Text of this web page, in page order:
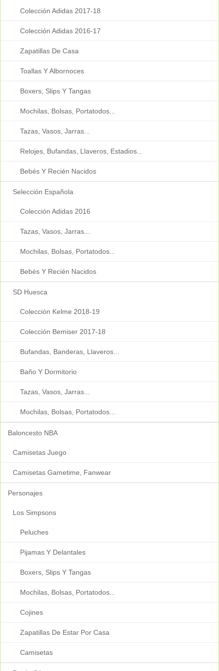
Colección Adidas 2017-18
Colección Adidas 2016-17
Zapatillas De Casa
Toallas Y Albornoces
Boxers, Slips Y Tangas
Mochilas, Bolsas, Portatodos...
Tazas, Vasos, Jarras...
Relojes, Bufandas, Llaveros, Estadios...
Bebés Y Recién Nacidos
Selección Española
Colección Adidas 2016
Tazas, Vasos, Jarras...
Mochilas, Bolsas, Portatodos...
Bebés Y Recién Nacidos
SD Huesca
Colección Kelme 2018-19
Colección Bemiser 2017-18
Bufandas, Banderas, Llaveros...
Baño Y Dormitorio
Tazas, Vasos, Jarras...
Mochilas, Bolsas, Portatodos...
Baloncesto NBA
Camisetas Juego
Camisetas Gametime, Fanwear
Personajes
Los Simpsons
Peluches
Pijamas Y Delantales
Boxers, Slips Y Tangas
Mochilas, Bolsas, Portatodos...
Cojines
Zapatillas De Estar Por Casa
Camisetas